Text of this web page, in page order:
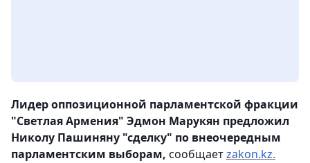
Лидер оппозиционной парламентской фракции
"Светлая Армения" Эдмон Марукян предложил
Николу Пашиняну "сделку" по внеочередным
парламентским выборам, сообщаетzakon.kz.